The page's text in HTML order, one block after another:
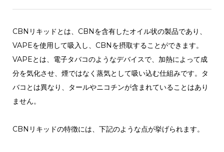
CBNリキッドとは、CBNを含有したオイル状の製品であり、
VAPEを使用して吸入し、CBNを摂取することができます。
VAPEとは、電子タバコのようなデバイスで、加熱によって成
分を気化させ、煙ではなく蒸気として吸い込む仕組みです。タ
バコとは異なり、タールやニコチンが含まれていることはあり
ません。
CBNリキッドの特徴には、下記のような点が挙げられます。